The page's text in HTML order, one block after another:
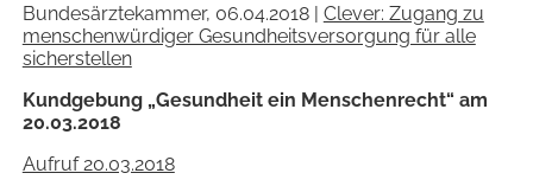
Bundesärztekammer, 06.04.2018 | Clever: Zugang zu
menschenwürdiger Gesundheitsversorgung für alle
sicherstellen
Kundgebung „Gesundheit ein Menschenrecht“ am
20.03.2018
Aufruf 20.03.2018